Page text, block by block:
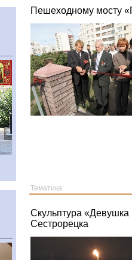
Пешеходному мосту
Тематика:
Скульптура «Девушка
Сестрорецка